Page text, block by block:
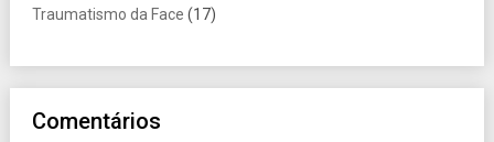
Traumatismo da Face (17)
Comentários